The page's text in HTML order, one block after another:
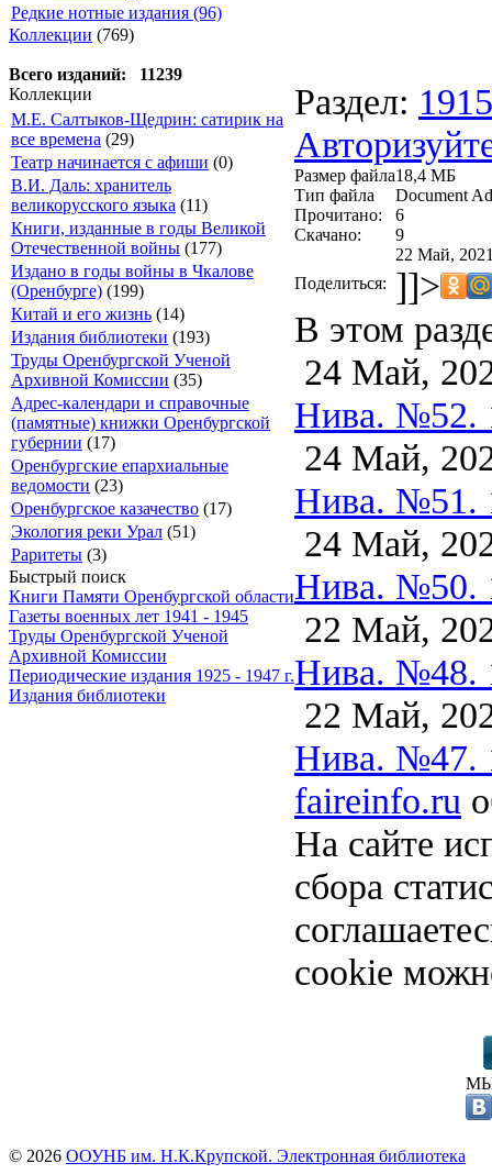
Редкие нотные издания (96)
Коллекции (769)
Всего изданий: 11239
Коллекции
М.Е. Салтыков-Щедрин: сатирик на
все времена (29)
Театр начинается с афиши (0)
В.И. Даль: хранитель
великорусского языка (11)
Книги, изданные в годы Великой
Отечественной войны (177)
Издано в годы войны в Чкалове
(Оренбурге) (199)
Китай и его жизнь (14)
Издания библиотеки (193)
Труды Оренбургской Ученой
Архивной Комиссии (35)
Адрес-календари и справочные
(памятные) книжки Оренбургской
губернии (17)
Оренбургские епархиальные
ведомости (23)
Оренбургское казачество (17)
Экология реки Урал (51)
Раритеты (3)
Быстрый поиск
Книги Памяти Оренбургской области
Газеты военных лет 1941 - 1945
Труды Оренбургской Ученой
Архивной Комиссии
Периодические издания 1925 - 1947 г.
Издания библиотеки
Раздел: 1915
Размер файла18,4 МБ
Тип файла
Document
Прочитано:
6
Скачано:
9
22 Май,
Поделиться: ]]>
В этом
24 Май,
Нива. №52.
24 Май,
Нива. №51.
24 Май,
Нива. №50.
22 Май,
Нива. №48.
22 Май,
Нива. №47.
faireinfo.ru
На сайте
сбора
cookie
© 2026 ООУНБ им. Н.К.Крупской. Электронная библиотека